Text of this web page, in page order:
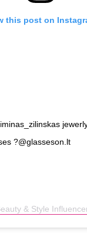
this post on
?@glasseson.lt
& Style